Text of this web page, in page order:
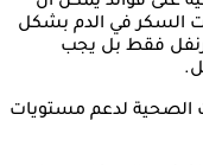
السكر في الدم بشكل
فقط بل يجب
الصحية لدعم مستويات